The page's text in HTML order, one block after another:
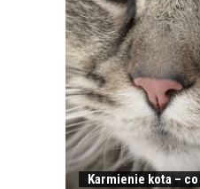
Karmienie kota –